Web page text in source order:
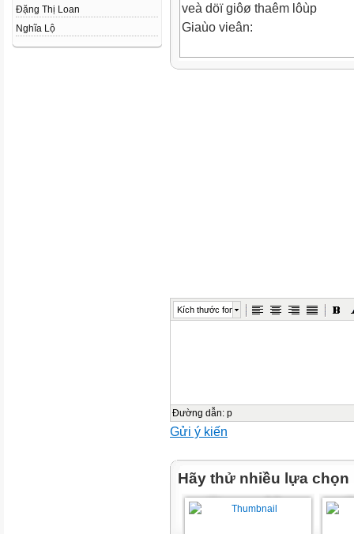
Đặng Thị Loan
Nghĩa Lộ
veà döï giôø thaêm lôùp
Giaùo vieân:
品进行维权，按照传播下载次
1. Xem hình vaø traû lôøi
1. Xem hình vaø traû lôøi
Caùc baïn ñaõ laøm gì ñeå
Kích thước font
Đường dẫn: p
Gửi ý kiến
Hãy thử nhiều lựa chọn